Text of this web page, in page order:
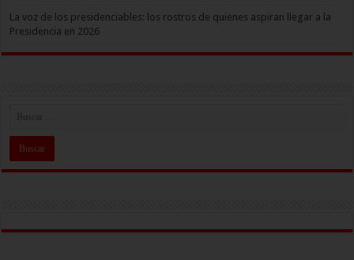
La voz de los presidenciables: los rostros de quienes aspiran llegar a la
Presidencia en 2026